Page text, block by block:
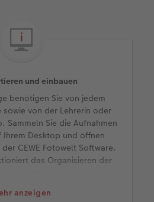
für Anfänger
erstellen
Wandgestaltung
anzeigen
und einbauen
benötigen Sie von jedem
sowie von der Lehrerin oder
Sammeln Sie die Aufnahmen
Ihrem Desktop und öffnen
CEWE Fotowelt Software.
das Organisieren der
verbinden können.